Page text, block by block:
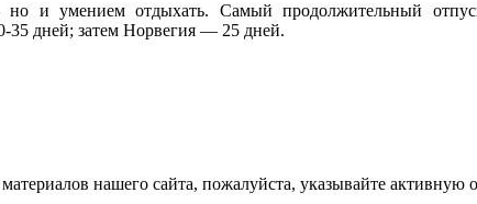
но и умением отдыхать. Самый продолжительный
дней; затем Норвегия — 25 дней.
нашего сайта, пожалуйста, указывайте активную